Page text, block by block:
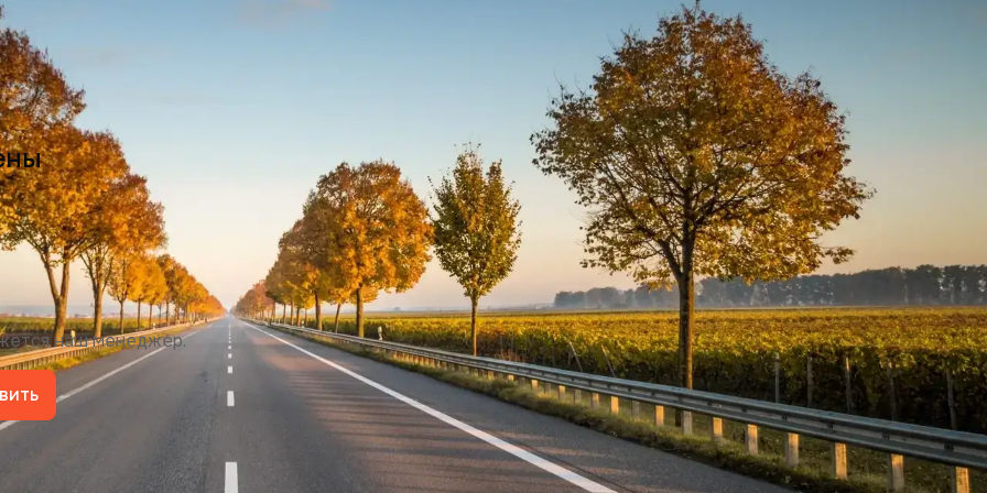
наш менеджер.